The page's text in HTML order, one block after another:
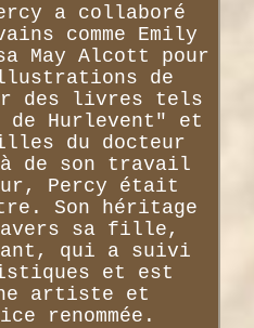
a collaboré
comme Emily
May Alcott pour
de
des livres tels
de Hurlevent" et
du docteur
de son travail
Percy était
Son héritage
sa fille,
qui a suivi
et est
artiste et
renommée.